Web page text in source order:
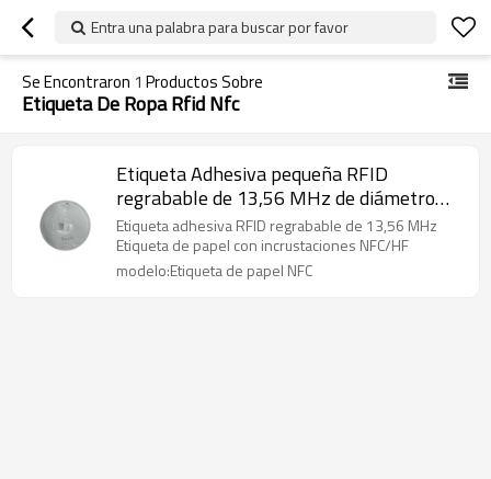
Entra una palabra para buscar por favor
Se Encontraron 1 Productos Sobre
Etiqueta De Ropa Rfid Nfc
Etiqueta Adhesiva pequeña RFID
regrabable de 13,56 MHz de diámetro
23, antena de aluminio NFC/HF, etiqueta
de papel integrada, chip FM11NT021
Etiqueta adhesiva RFID regrabable de 13,56 MHz
Etiqueta de papel con incrustaciones NFC/HF
modelo:Etiqueta de papel NFC